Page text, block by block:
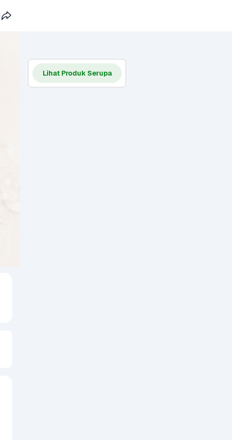
Lihat Produk Serupa